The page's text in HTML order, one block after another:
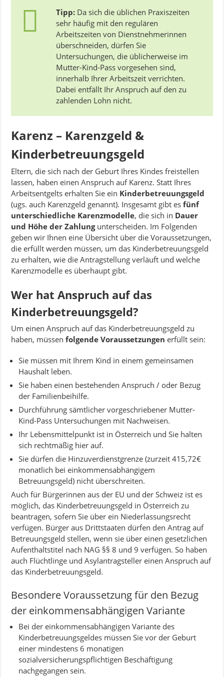
Tipp: Da sich die üblichen Praxiszeiten
sehr häufig mit den regulären
Arbeitszeiten von Dienstnehmerinnen
überschneiden, dürfen Sie
Untersuchungen, die üblicherweise im
Mutter-Kind-Pass vorgesehen sind,
innerhalb Ihrer Arbeitszeit verrichten.
Dabei entfällt Ihr Anspruch auf den zu
zahlenden Lohn nicht.
Karenz – Karenzgeld &
Kinderbetreuungsgeld
Eltern, die sich nach der Geburt Ihres Kindes freistellen
lassen, haben einen Anspruch auf Karenz. Statt Ihres
Arbeitsentgelts erhalten Sie ein Kinderbetreuungsgeld
(ugs. auch Karenzgeld genannt). Insgesamt gibt esfünf
unterschiedliche Karenzmodelle, die sich in Dauer
und Höhe der Zahlungunterscheiden. Im Folgenden
geben wir Ihnen eine Übersicht über die Voraussetzungen,
die erfüllt werden müssen, um das Kinderbetreuungsgeld
zu erhalten, wie die Antragstellung verläuft und welche
Karenzmodelle es überhaupt gibt.
Wer hat Anspruch auf das
Kinderbetreuungsgeld?
Um einen Anspruch auf das Kinderbetreuungsgeld zu
haben, müssenfolgende Voraussetzungen erfüllt sein:
Sie müssen mit Ihrem Kind in einem gemeinsamen
Haushalt leben.
Sie haben einen bestehenden Anspruch / oder Bezug
der Familienbeihilfe.
Durchführung sämtlicher vorgeschriebener Mutter-
Kind-Pass Untersuchungen mit Nachweisen.
Ihr Lebensmittelpunkt ist in Österreich und Sie halten
sich rechtmäßig hier auf.
Sie dürfen die Hinzuverdienstgrenze (zurzeit 415,72€
monatlich bei einkommensabhängigem
Betreuungsgeld) nicht überschreiten.
Auch für Bürgerinnen aus der EU und der Schweiz ist es
möglich, das Kinderbetreuungsgeld in Österreich zu
beantragen, sofern Sie über ein Niederlassungsrecht
verfügen. Bürger aus Drittstaaten dürfen den Antrag auf
Betreuungsgeld stellen, wenn sie über einen gesetzlichen
Aufenthaltstitel nach NAG §§ 8 und 9 verfügen. So haben
auch Flüchtlinge und Asylantragsteller einen Anspruch auf
das Kinderbetreuungsgeld.
Besondere Voraussetzung für den Bezug
der einkommensabhängigen Variante
Bei der einkommensabhängigen Variante des
Kinderbetreuungsgeldes müssen Sie vor der Geburt
einer mindestens 6 monatigen
sozialversicherungspflichtigen Beschäftigung
nachgegangen sein.